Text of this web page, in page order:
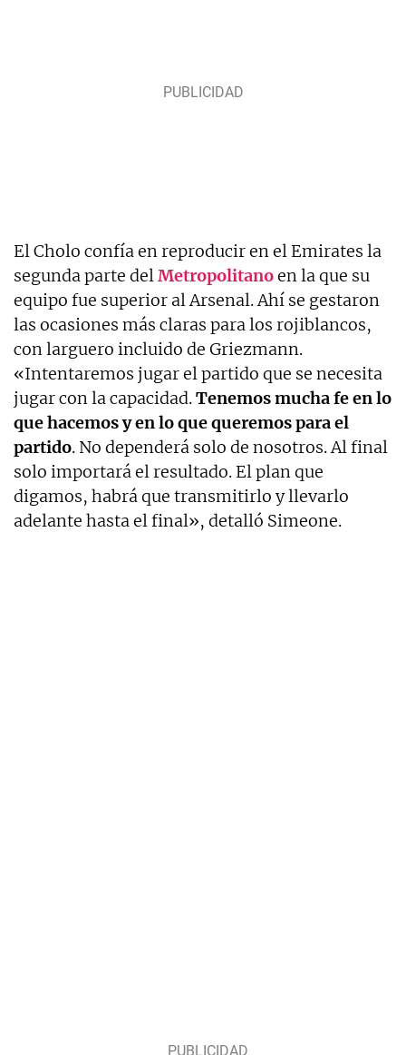
El Cholo confía en reproducir en el Emirates la
segunda parte delMetropolitanoen la que su
equipo fue superior al Arsenal. Ahí se gestaron
las ocasiones más claras para los rojiblancos,
con larguero incluido de Griezmann.
«Intentaremos jugar el partido que se necesita
jugar con la capacidad.Tenemos mucha fe en lo
que hacemos y en lo que queremos para el
partido. No dependerá solo de nosotros. Al final
solo importará el resultado. El plan que
digamos, habrá que transmitirlo y llevarlo
adelante hasta el final», detalló Simeone.